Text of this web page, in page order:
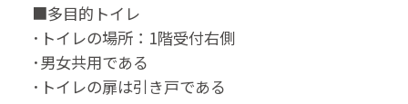
■多目的トイレ
･トイレの場所：1階受付右側
･男女共用である
･トイレの扉は引き戸である